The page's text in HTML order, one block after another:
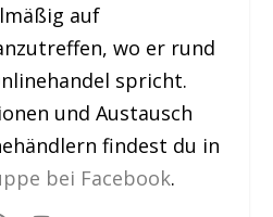
auf
wo er rund
spricht.
und Austausch
findest du in
bei Facebook.